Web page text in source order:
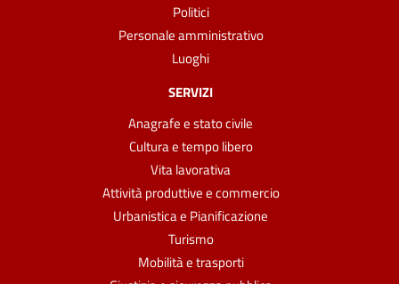
Politici
Personale amministrativo
Luoghi
SERVIZI
Anagrafe e stato civile
Cultura e tempo libero
Vita lavorativa
Attività produttive e commercio
Urbanistica e Pianificazione
Turismo
Mobilità e trasporti